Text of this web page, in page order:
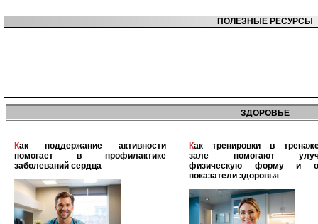
ПОЛЕЗНЫЕ РЕСУРСЫ
ЗДОРОВЬЕ
Как поддержание активности
помогает в профилактике
заболеваний сердца
Как тренировки в тренажерном
зале помогают
физическую форму и
показатели здоровья